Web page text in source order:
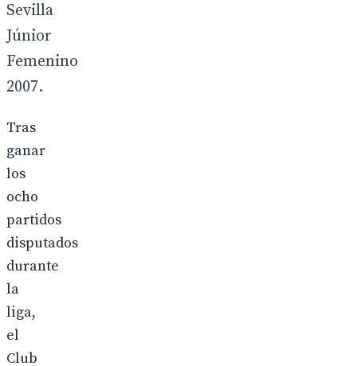
Sevilla
Júnior
Femenino
2007.
Tras
ganar
los
ocho
partidos
disputados
durante
la
liga,
el
Club